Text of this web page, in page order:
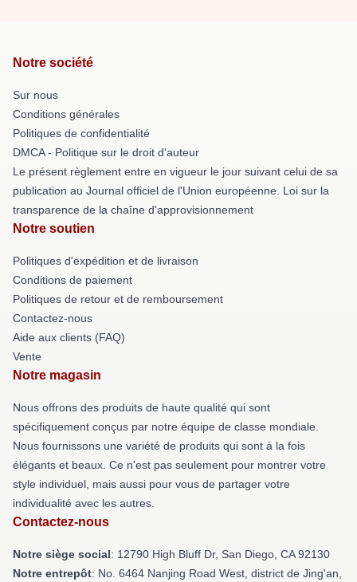
Notre société
Sur nous
Conditions générales
Politiques de confidentialité
DMCA - Politique sur le droit d'auteur
Le présent règlement entre en vigueur le jour suivant celui de sa
publication au Journal officiel de l'Union européenne. Loi sur la
transparence de la chaîne d'approvisionnement
Notre soutien
Politiques d'expédition et de livraison
Conditions de paiement
Politiques de retour et de remboursement
Contactez-nous
Aide aux clients (FAQ)
Vente
Notre magasin
Nous offrons des produits de haute qualité qui sont
spécifiquement conçus par notre équipe de classe mondiale.
Nous fournissons une variété de produits qui sont à la fois
élégants et beaux. Ce n'est pas seulement pour montrer votre
style individuel, mais aussi pour vous de partager votre
individualité avec les autres.
Contactez-nous
Notre siège social: 12790 High Bluff Dr, San Diego, CA 92130
Notre entrepôt: No. 6464 Nanjing Road West, district de Jing'an,